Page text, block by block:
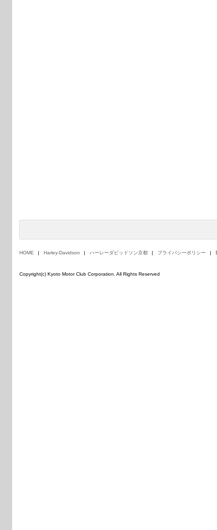
HOME Harley-Davidson ハーレーダビッドソン京都 プライバシーポリシー
Copyright(c) Kyoto Motor Club Corporation. All Rights Reserved